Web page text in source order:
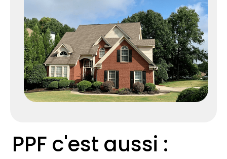
PPF c'est aussi :